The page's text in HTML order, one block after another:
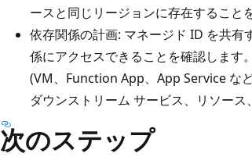
ースと同じリージョンに存在すること
依存関係の計画: マネージド ID を共
係にアクセスできることを確認します
(VM、Function App、App Service な
ダウンストリーム サービス、リソース
次のステップ